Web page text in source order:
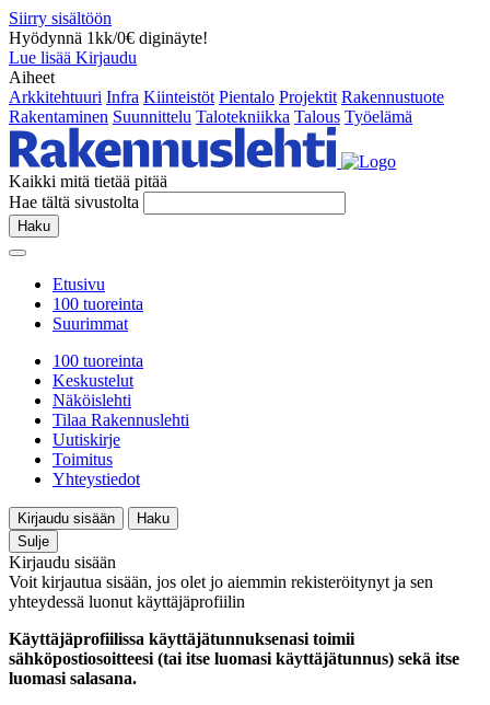
Siirry sisältöön
Hyödynnä 1kk/0€ diginäyte!
Lue lisää Kirjaudu
Aiheet
Arkkitehtuuri Infra Kiinteistöt Pientalo Projektit Rakennustuote
Rakentaminen Suunnittelu Talotekniikka Talous Työelämä
Kaikki mitä tietää pitää
Hae tältä sivustolta
Haku
Etusivu
100 tuoreinta
Suurimmat
100 tuoreinta
Keskustelut
Näköislehti
Tilaa Rakennuslehti
Uutiskirje
Toimitus
Yhteystiedot
Kirjaudu sisään
Haku
Sulje
Kirjaudu sisään
Voit kirjautua sisään, jos olet jo aiemmin rekisteröitynyt ja sen
yhteydessä luonut käyttäjäprofiilin
Käyttäjäprofiilissa käyttäjätunnuksenasi toimii
sähköpostiosoitteesi (tai itse luomasi käyttäjätunnus) sekä itse
luomasi salasana.